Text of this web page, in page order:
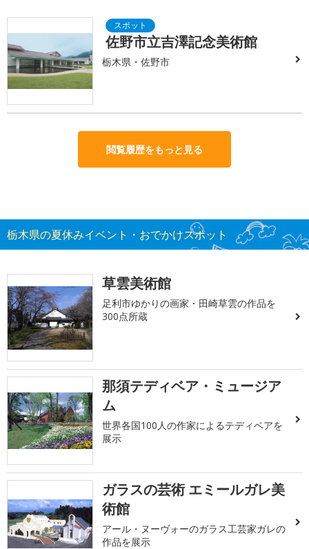
佐野市立吉澤記念美術館
栃木県・佐野市
閲覧履歴をもっと見る
栃木県の夏休みイベント・おでかけスポット
草雲美術館
足利市ゆかりの画家・田崎草雲の作品を
300点所蔵
那須テディベア・ミュージア
ム
世界各国100人の作家によるテディベアを
展示
ガラスの芸術 エミールガレ美
術館
アール・ヌーヴォーのガラス工芸家ガレの
作品を展示